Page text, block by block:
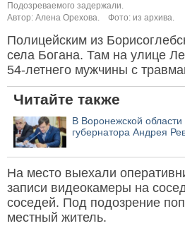
Подозреваемого задержали.
Автор: Алена Орехова.
Фото: из архива.
Полицейским из
села Богана. Там на улице
54-летнего мужчины с
Читайте также
В Воронежской
губернатора Андрея
На место выехали
записи видеокамеры на
соседей. Под подозрение
местный житель.